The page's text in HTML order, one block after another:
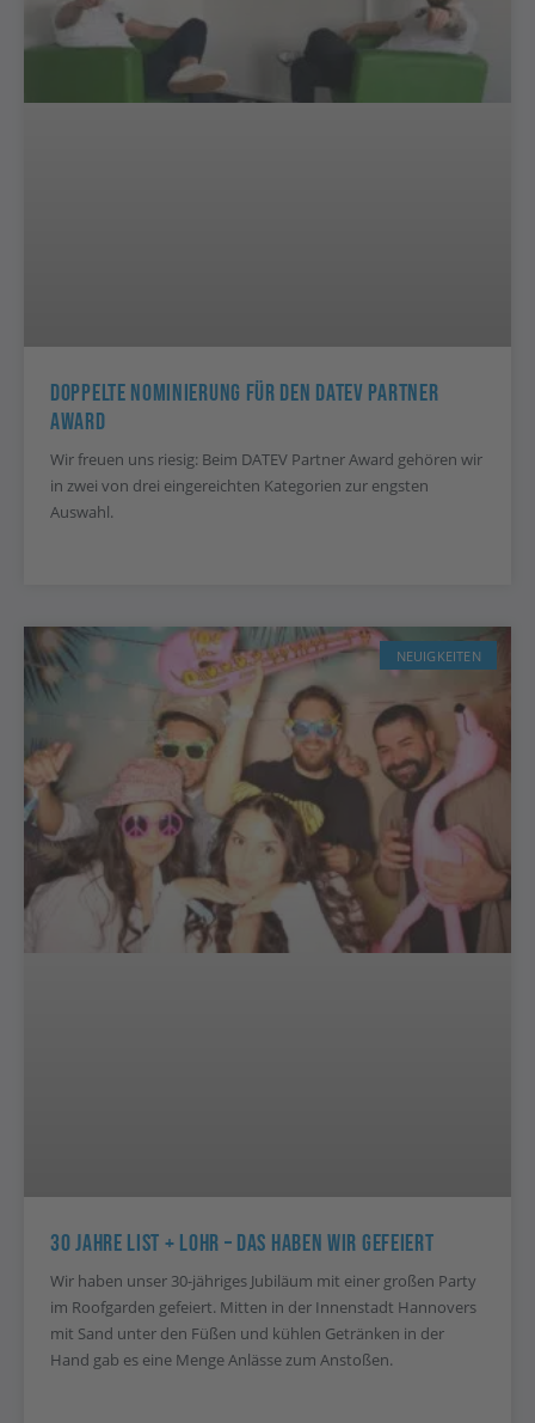
Doppelte Nominierung Für Den DATEV Partner
Award
Wir freuen uns riesig: Beim DATEV Partner Award gehören wir
in zwei von drei eingereichten Kategorien zur engsten
Auswahl.
NEUIGKEITEN
30 Jahre List + Lohr – Das Haben Wir Gefeiert
Wir haben unser 30-jähriges Jubiläum mit einer großen Party
im Roofgarden gefeiert. Mitten in der Innenstadt Hannovers
mit Sand unter den Füßen und kühlen Getränken in der
Hand gab es eine Menge Anlässe zum Anstoßen.